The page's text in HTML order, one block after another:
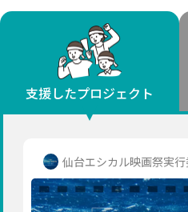
地域からさがす
北海道 青森 岩手
福島
茨城 栃木 群馬
東京
神奈川
新潟 富山 石川 福
長野
岐阜 静岡 愛
近畿
支援したプロジェクト
仙台エシカル映画祭実